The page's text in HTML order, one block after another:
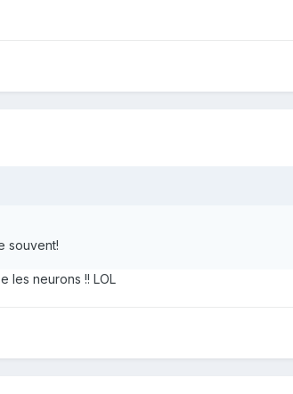
souvent!
les neurons !! LOL